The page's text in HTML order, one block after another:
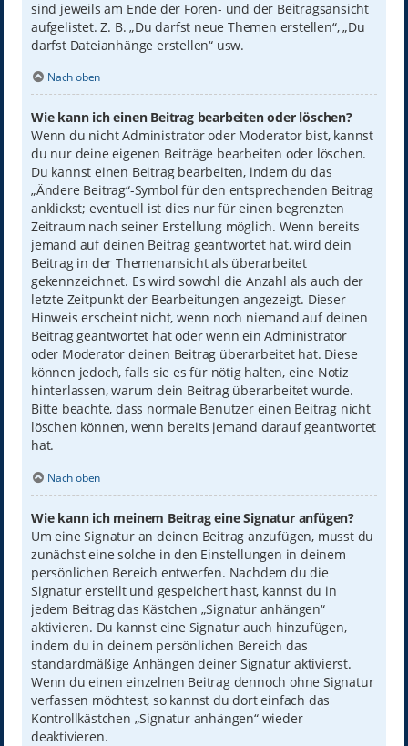
sind jeweils am Ende der Foren- und der Beitragsansicht
aufgelistet. Z. B. „Du darfst neue Themen erstellen“, „Du
darfst Dateianhänge erstellen“ usw.
Nach oben
Wie kann ich einen Beitrag bearbeiten oder löschen?
Wenn du nicht Administrator oder Moderator bist, kannst
du nur deine eigenen Beiträge bearbeiten oder löschen.
Du kannst einen Beitrag bearbeiten, indem du das
„Ändere Beitrag“-Symbol für den entsprechenden Beitrag
anklickst; eventuell ist dies nur für einen begrenzten
Zeitraum nach seiner Erstellung möglich. Wenn bereits
jemand auf deinen Beitrag geantwortet hat, wird dein
Beitrag in der Themenansicht als überarbeitet
gekennzeichnet. Es wird sowohl die Anzahl als auch der
letzte Zeitpunkt der Bearbeitungen angezeigt. Dieser
Hinweis erscheint nicht, wenn noch niemand auf deinen
Beitrag geantwortet hat oder wenn ein Administrator
oder Moderator deinen Beitrag überarbeitet hat. Diese
können jedoch, falls sie es für nötig halten, eine Notiz
hinterlassen, warum dein Beitrag überarbeitet wurde.
Bitte beachte, dass normale Benutzer einen Beitrag nicht
löschen können, wenn bereits jemand darauf geantwortet
hat.
Nach oben
Wie kann ich meinem Beitrag eine Signatur anfügen?
Um eine Signatur an deinen Beitrag anzufügen, musst du
zunächst eine solche in den Einstellungen in deinem
persönlichen Bereich entwerfen. Nachdem du die
Signatur erstellt und gespeichert hast, kannst du in
jedem Beitrag das Kästchen „Signatur anhängen“
aktivieren. Du kannst eine Signatur auch hinzufügen,
indem du in deinem persönlichen Bereich das
standardmäßige Anhängen deiner Signatur aktivierst.
Wenn du einen einzelnen Beitrag dennoch ohne Signatur
verfassen möchtest, so kannst du dort einfach das
Kontrollkästchen „Signatur anhängen“ wieder
deaktivieren.